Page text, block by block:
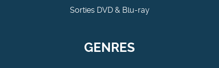
Sorties DVD & Blu-ray
GENRES